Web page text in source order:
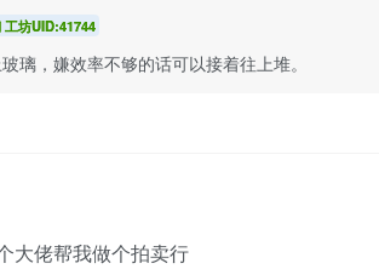
工坊UID:41744
璃，嫌效率不够的话可以接着往上堆。
大佬帮我做个拍卖行